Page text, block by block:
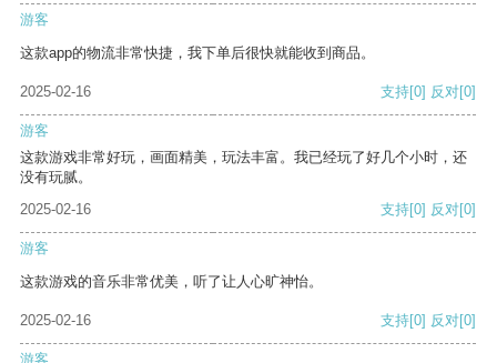
游客
这款app的物流非常快捷，我下单后很快就能收到商品。
2025-02-16 支持[0] 反对[0]
游客
这款游戏非常好玩，画面精美，玩法丰富。我已经玩了好几个小时，还
没有玩腻。
2025-02-16
支持[0] 反对[0]
游客
这款游戏的音乐非常优美，听了让人心旷神怡。
2025-02-16 支持[0] 反对[0]
游客